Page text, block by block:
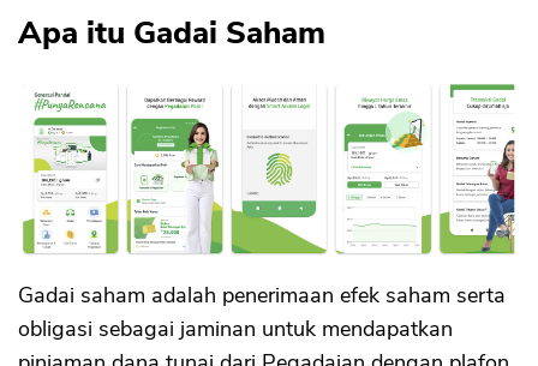
Apa itu Gadai Saham
Gadai saham adalah penerimaan efek saham serta
obligasi sebagai jaminan untuk mendapatkan